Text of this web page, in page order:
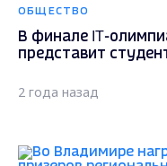
ОБЩЕСТВО
В финале IT-
представит
2 года назад